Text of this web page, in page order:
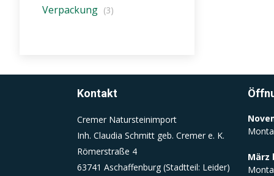
Verpackung (3)
Kontakt
Cremer Natursteinimport
Inh. Claudia Schmitt geb. Cremer e. K.
Römerstraße 4
63741 Aschaffenburg (Stadtteil: Leider)
März
1 Jahr